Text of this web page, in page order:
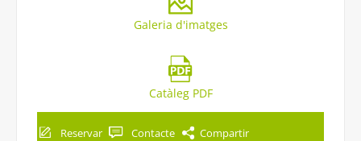
Galeria d'imatges
Catàleg PDF
Reservar Contacte Compartir